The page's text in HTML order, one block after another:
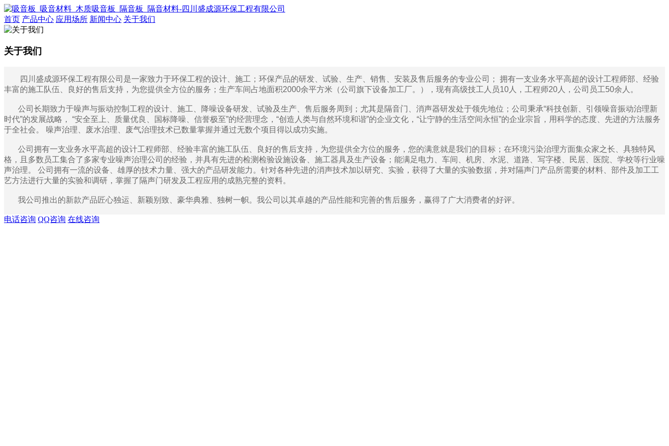
首页 产品中心 应用场所 新闻中心 关于我们
关于我们
四川盛成源环保工程有限公司是一家致力于环保工程的设计、施工；环保产品的研发、试验、生产、销售、安装及售后服务的专业公司； 拥有一支业务水平高超的设计工程师部、经验
丰富的施工队伍、良好的售后支持，为您提供全方位的服务；生产车间占地面积2000余平方米（公司旗下设备加工厂。），现有高级技工人员10人，工程师20人，公司员工50余人。
公司长期致力于噪声与振动控制工程的设计、施工、降噪设备研发、试验及生产、售后服务周到；尤其是隔音门、消声器研发处于领先地位；公司秉承“科技创新、引领噪音振动治理新
时代”的发展战略， “安全至上、质量优良、国标降噪、信誉极至”的经营理念，“创造人类与自然环境和谐”的企业文化，“让宁静的生活空间永恒”的企业宗旨，用科学的态度、先进的方法服务
于全社会。 噪声治理、废水治理、废气治理技术已数量掌握并通过无数个项目得以成功实施。
公司拥有一支业务水平高超的设计工程师部、经验丰富的施工队伍、良好的售后支持，为您提供全方位的服务，您的满意就是我们的目标；在环境污染治理方面集众家之长、具独特风
格，且多数员工集合了多家专业噪声治理公司的经验，并具有先进的检测检验设施设备、施工器具及生产设备；能满足电力、车间、机房、水泥、道路、写字楼、民居、医院、学校等行业噪
声治理。 公司拥有一流的设备、雄厚的技术力量、强大的产品研发能力。针对各种先进的消声技术加以研究、实验，获得了大量的实验数据，并对隔声门产品所需要的材料、部件及加工工
艺方法进行大量的实验和调研，掌握了隔声门研发及工程应用的成熟完整的资料。
我公司推出的新款产品匠心独运、新颖别致、豪华典雅、独树一帜。我公司以其卓越的产品性能和完善的售后服务，赢得了广大消费者的好评。
电话咨询 QQ咨询 在线咨询